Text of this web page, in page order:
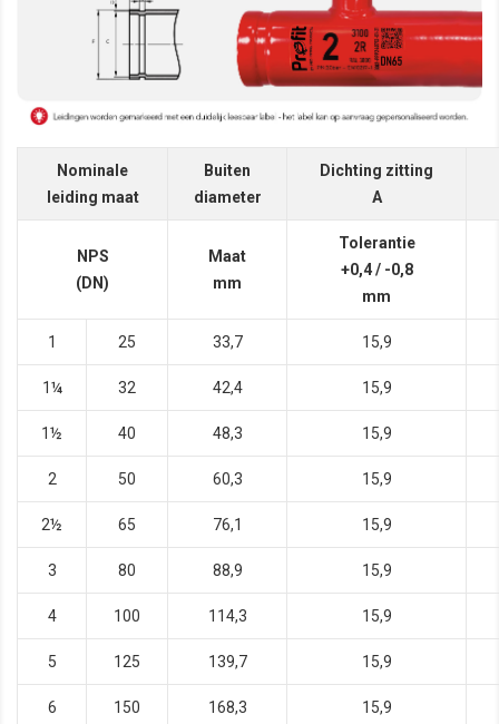
Nominale
leiding maat
Buiten
diameter
Dichting zitting
A
NPS
(DN)
Maat
mm
Tolerantie
+0,4 / -0,8
mm
1 25 33,7 15,9
1¼ 32 42,4 15,9
1½ 40 48,3 15,9
2 50 60,3 15,9
2½ 65 76,1 15,9
3 80 88,9 15,9
4 100 114,3 15,9
5 125 139,7 15,9
6 150 168,3 15,9